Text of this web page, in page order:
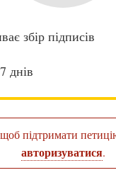
збір підписів
днів
підтримати
авторизуватися.